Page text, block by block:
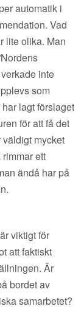
automatik i
Vad
lite olika. Man
inte
som
lagt förslaget
för att få det
mycket
ett
ändå har på
viktigt för
att faktiskt
Är
bordet av
samarbetet?